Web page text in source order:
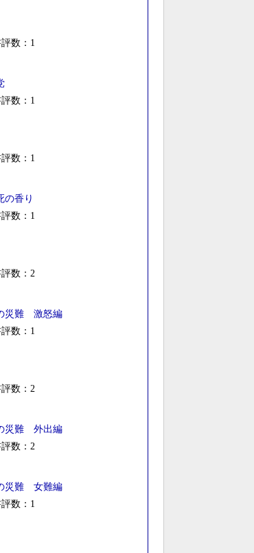
数：1
数：1
数：1
の香り
数：1
数：2
災難 激怒編
数：1
数：2
災難 外出編
数：2
災難 女難編
数：1